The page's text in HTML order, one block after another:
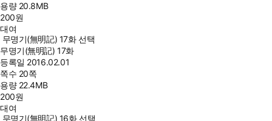
용량 20.8MB
200원
대여
무명기(無明記) 17화 선택
무명기(無明記) 17화
등록일 2016.02.01
쪽수 20쪽
용량 22.4MB
200원
대여
무명기(無明記) 16화 선택